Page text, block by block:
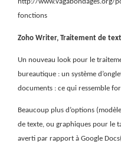
http://
fonctions
Zoho Writer, Traitement de
Un nouveau look pour le
bureautique : un système
documents : ce qui ressemble
Beaucoup plus d’options
de texte, ou graphiques pour le
averti par rapport à Google